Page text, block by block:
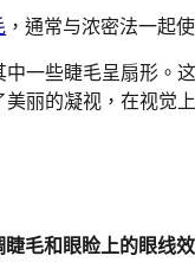
，通常与浓密法一起
中一些睫毛呈扇形。
丽的凝视，在视觉
毛和眼睑上的眼线效